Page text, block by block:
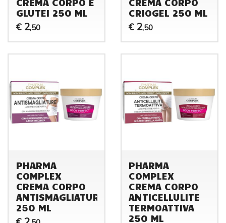
GLUTEI 250 ML
€ 2,50
CRIOGEL 250 ML
€ 2,50
PHARMA
COMPLEX
CREMA CORPO
ANTISMAGLIATURE
250 ML
PHARMA
COMPLEX
CREMA CORPO
ANTICELLULITE
TERMOATTIVA
250 ML